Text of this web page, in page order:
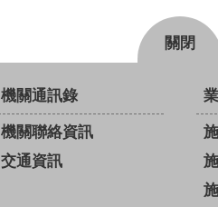
關閉
機關通訊錄
機關聯絡資訊
交通資訊